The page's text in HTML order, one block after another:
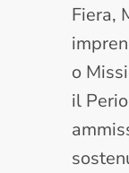
Fiera,
o
il